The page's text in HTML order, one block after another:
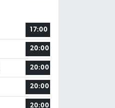
17:00
20:00
20:00
20:00
20:00